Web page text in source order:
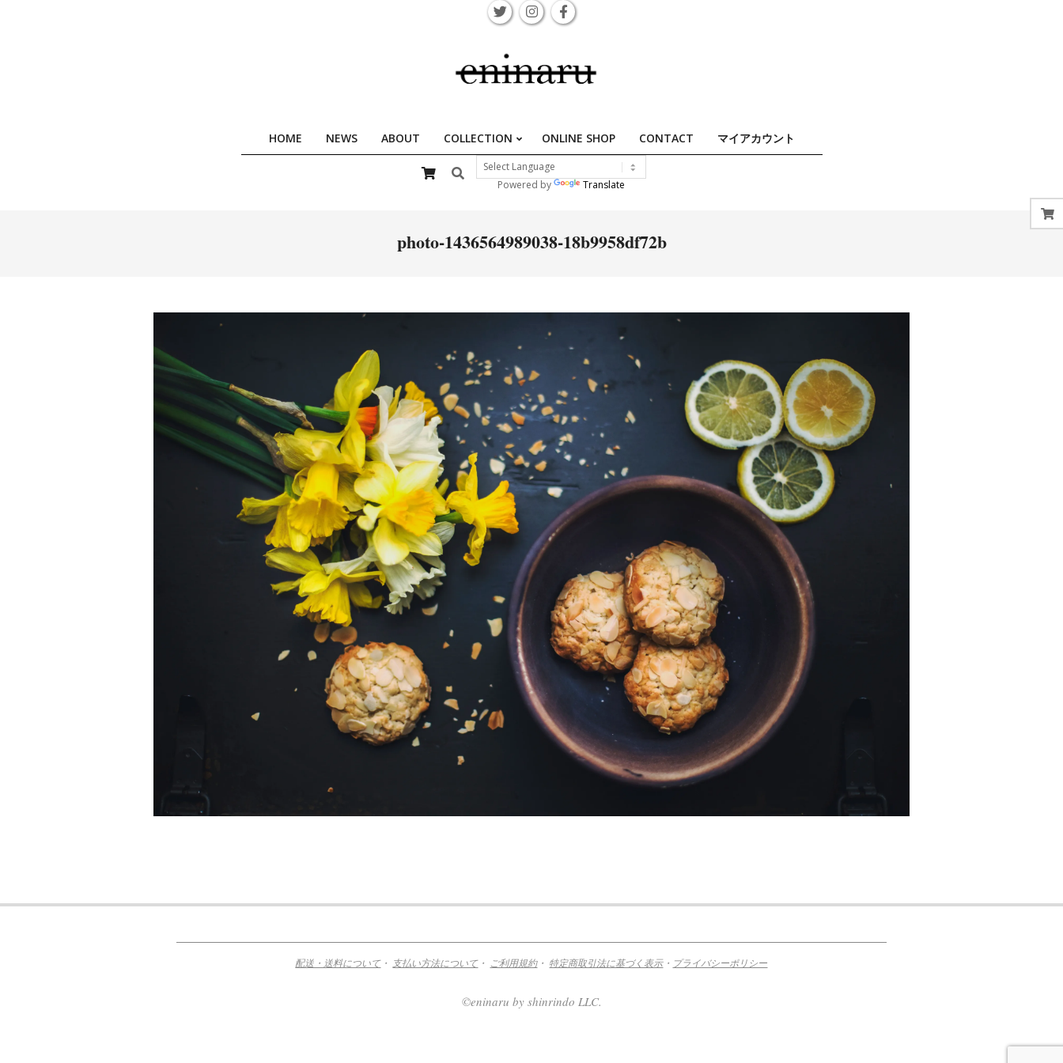
Primary
Navigation
Menu
HOME NEWS ABOUT COLLECTION ONLINE SHOP CONTACT マイアカウント
Search
Powered by
Translate
photo-1436564989038-18b9958df72b
11-
配送・送料について・ 支払い方法について・ ご利用規約・ 特定商取引法に基づく表示・ プライバシーポリシー
©eninaru by shinrindo LLC.